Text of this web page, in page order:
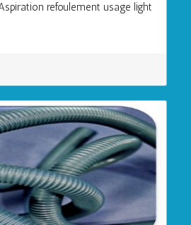
refoulement usage light